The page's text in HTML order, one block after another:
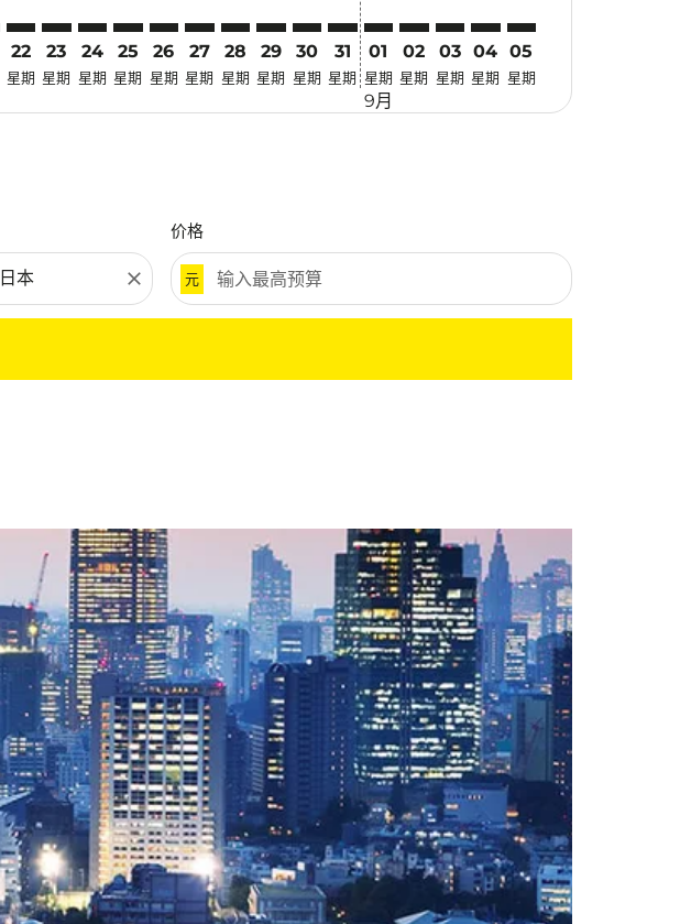
22
星期
23
星期
24
星期
25
星期
26
星期
27
星期
28
星期
29
星期
30
星期
31
星期
01
星期
9月
02
星期
03
星期
04
星期
05
星期
close
价格
元